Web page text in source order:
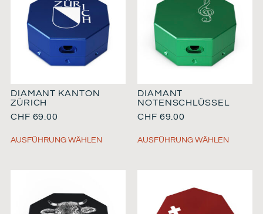
DIAMANT KANTON
ZÜRICH
CHF 69.00
AUSFÜHRUNG WÄHLEN
DIAMANT
NOTENSCHLÜSSEL
CHF 69.00
AUSFÜHRUNG WÄHLEN